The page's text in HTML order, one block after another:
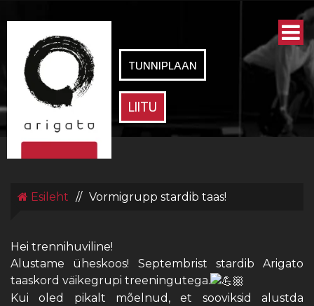
TUNNIPLAAN
LIITU
SPORDIKLUBI
Esileht // Vormigrupp stardib taas!
Hei trennihuviline!
Alustame üheskoos! Septembrist stardib Arigato
taaskord väikegrupi treeningutega.
Kui oled pikalt mõelnud, et sooviksid alustda